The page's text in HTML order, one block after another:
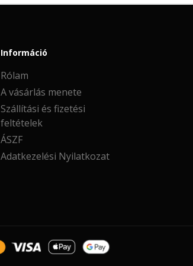
Információ
Rólam
A vásárlás menete
Szállítási és fizetési
feltételek
ÁSZF
Adatkezelési Nyilatkozat